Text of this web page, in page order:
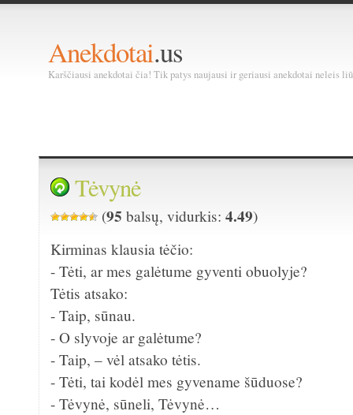
Anekdotai.us
Karščiausi anekdotai čia! Tik patys naujausi ir geriausi anekdotai neleis
Tėvynė
(95 balsų, vidurkis:4.49)
Kirminas klausia tėčio:
- Tėti, ar mes galėtume gyventi obuolyje?
Tėtis atsako:
- Taip, sūnau.
- O slyvoje ar galėtume?
- Taip, – vėl atsako tėtis.
- Tėti, tai kodėl mes gyvename šūduose?
- Tėvynė, sūneli, Tėvynė…